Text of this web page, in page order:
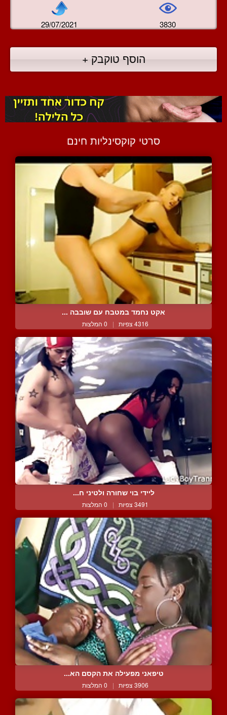
29/07/2021 3830
הוסף טוקבק +
סרטי קוקסינליות חינם
אקט נחמד במטבח עם שובבה ...
4316 צפיות | 0 המלצות
ליידי בוי שחורה ולטיני ח...
3491 צפיות | 0 המלצות
טיפאני מפעילה את הקסם הא...
3906 צפיות | 0 המלצות